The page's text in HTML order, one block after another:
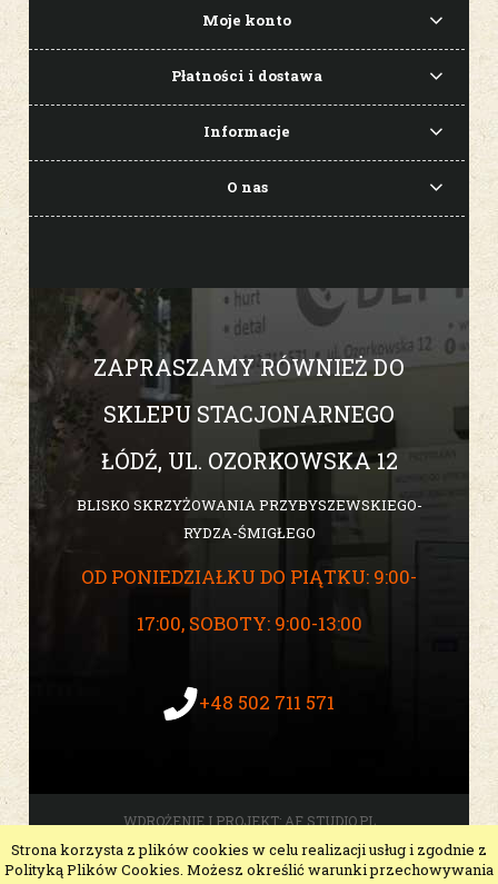
Strona korzysta z plików cookies w celu realizacji usług i zgodnie z
Polityką Plików Cookies. Możesz określić warunki przechowywania
Moje konto
Płatności i dostawa
Informacje
O nas
ZAPRASZAMY RÓWNIEŻ DO
SKLEPU STACJONARNEGO
ŁÓDŹ, UL. OZORKOWSKA 12
BLISKO SKRZYŻOWANIA PRZYBYSZEWSKIEGO-
RYDZA-ŚMIGŁEGO
OD PONIEDZIAŁKU DO PIĄTKU: 9:00-
17:00, SOBOTY: 9:00-13:00
+48 502 711 571
WDROŻENIE I PROJEKT: AF STUDIO.PL
pokaż pełną wersję strony